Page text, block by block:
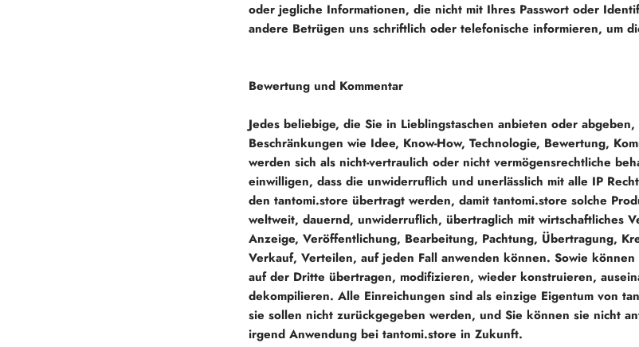
oder jegliche Informationen, die nicht mit Ihres Passwort oder
andere Betrügen uns schriftlich oder telefonische informieren, um
Bewertung und Kommentar
Jedes beliebige, die Sie in Lieblingstaschen anbieten oder
Beschränkungen wie Idee, Know-How, Technologie, Bewertung,
werden sich als nicht-vertraulich oder nicht vermögensrechtliche
einwilligen, dass die unwiderruflich und unerlässlich mit alle IP
den tantomi.store übertragt werden, damit tantomi.store solche
weltweit, dauernd, unwiderruflich, übertraglich mit wirtschaftliches
Anzeige, Veröffentlichung, Bearbeitung, Pachtung, Übertragung,
Verkauf, Verteilen, auf jeden Fall anwenden können. Sowie können
auf der Dritte übertragen, modifizieren, wieder konstruieren,
dekompilieren. Alle Einreichungen sind als einzige Eigentum von
sie sollen nicht zurückgegeben werden, und Sie können sie nicht
irgend Anwendung bei tantomi.store in Zukunft.